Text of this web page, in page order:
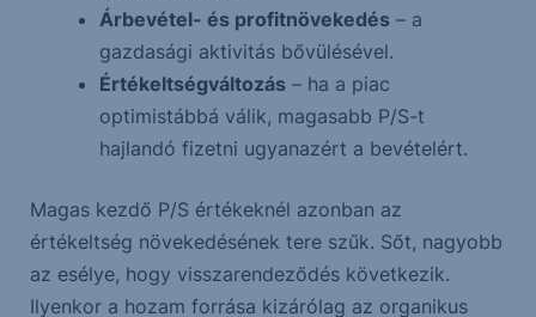
Árbevétel- és profitnövekedés– a
gazdasági aktivitás bővülésével.
Értékeltségváltozás– ha a piac
optimistábbá válik, magasabb P/S-t
hajlandó fizetni ugyanazért a bevételért.
Magas kezdő P/S értékeknél azonban az
értékeltség növekedésének tere szűk. Sőt, nagyobb
az esélye, hogy visszarendeződés következik.
Ilyenkor a hozam forrása kizárólag az organikus